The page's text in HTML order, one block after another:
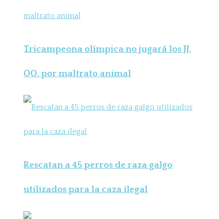
Tricampeona olímpica no jugará los JJ.
OO. por maltrato animal
Rescatan a 45 perros de raza galgo
utilizados para la caza ilegal